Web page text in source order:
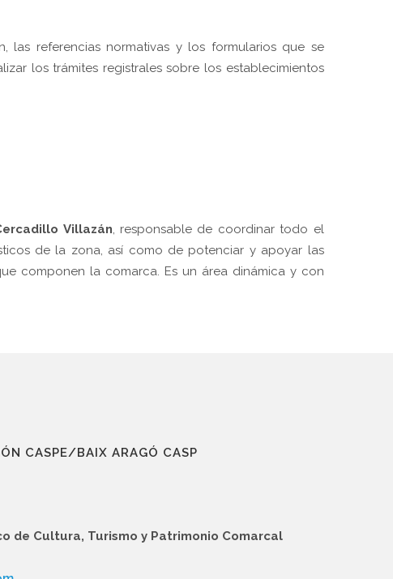
las referencias normativas y los formularios que se
los trámites registrales sobre los establecimientos
Villazán, responsable de coordinar todo el
de la zona, así como de potenciar y apoyar las
componen la comarca. Es un área dinámica y con
CASPE/BAIX ARAGÓ CASP
de Cultura, Turismo y Patrimonio Comarcal